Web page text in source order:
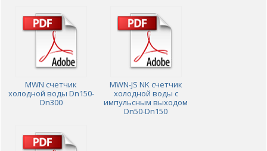
MWN счетчик
холодной воды Dn150-
Dn300
MWN-JS NK счетчик
холодной воды с
импульсным выходом
Dn50-Dn150